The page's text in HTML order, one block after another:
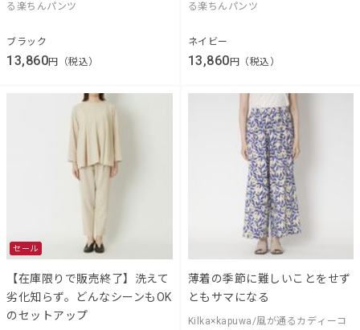
る楽ちんパンツ
ブラック
13,860円（税込）
る楽ちんパンツ
ネイビー
13,860 円（税込）
セール
【在庫限りで販売終了】洗えて
劣化知らず。どんなシーンもOK
のセットアップ
薄着の季節に難しいことをせず
ともサマになる
Kilka×kapuwa/風が通るカディーコ